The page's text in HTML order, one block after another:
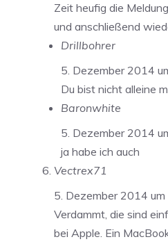
Zeit heufig die
und anschließend
Drillbohrer
5. Dezember 2014
Du bist nicht alleine
Baronwhite
5. Dezember 2014
ja habe ich auch
Vectrex71
5. Dezember 2014
Verdammt, die sind
bei Apple. Ein